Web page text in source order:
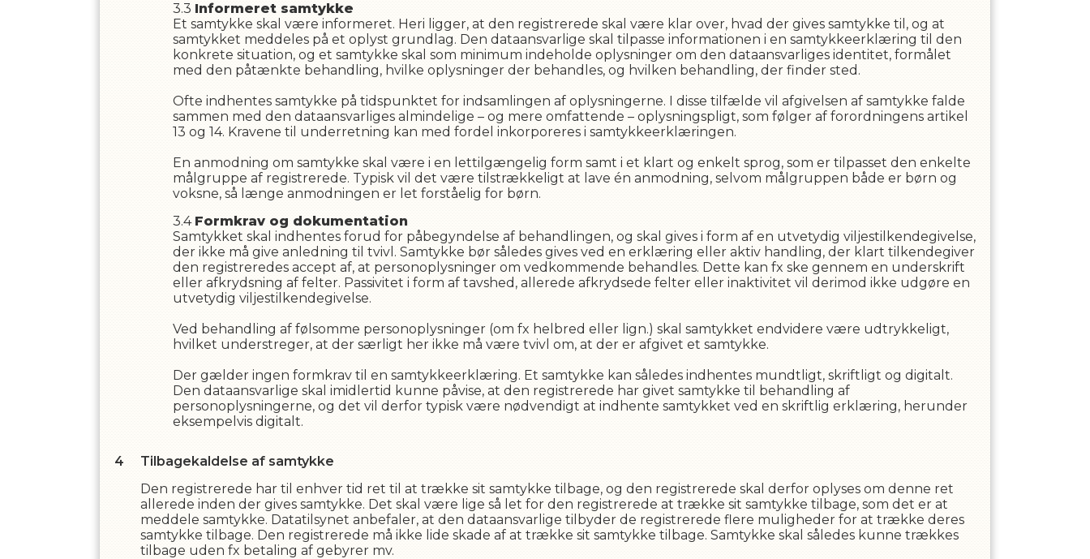
Informeret samtykke
Et samtykke skal være informeret. Heri ligger, at den registrerede skal være klar over, hvad der gives samtykke til, og at
samtykket meddeles på et oplyst grundlag. Den dataansvarlige skal tilpasse informationen i en samtykkeerklæring til den
konkrete situation, og et samtykke skal som minimum indeholde oplysninger om den dataansvarliges identitet, formålet
med den påtænkte behandling, hvilke oplysninger der behandles, og hvilken behandling, der finder sted.
Ofte indhentes samtykke på tidspunktet for indsamlingen af oplysningerne. I disse tilfælde vil afgivelsen af samtykke falde
sammen med den dataansvarliges almindelige – og mere omfattende – oplysningspligt, som følger af forordningens artikel
13 og 14. Kravene til underretning kan med fordel inkorporeres i samtykkeerklæringen.
En anmodning om samtykke skal være i en lettilgængelig form samt i et klart og enkelt sprog, som er tilpasset den enkelte
målgruppe af registrerede. Typisk vil det være tilstrækkeligt at lave én anmodning, selvom målgruppen både er børn og
voksne, så længe anmodningen er let forståelig for børn.
Formkrav og dokumentation
Samtykket skal indhentes forud for påbegyndelse af behandlingen, og skal gives i form af en utvetydig viljestilkendegivelse,
der ikke må give anledning til tvivl. Samtykke bør således gives ved en erklæring eller aktiv handling, der klart tilkendegiver
den registreredes accept af, at personoplysninger om vedkommende behandles. Dette kan fx ske gennem en underskrift
eller afkrydsning af felter. Passivitet i form af tavshed, allerede afkrydsede felter eller inaktivitet vil derimod ikke udgøre en
utvetydig viljestilkendegivelse.
Ved behandling af følsomme personoplysninger (om fx helbred eller lign.) skal samtykket endvidere være udtrykkeligt,
hvilket understreger, at der særligt her ikke må være tvivl om, at der er afgivet et samtykke.
Der gælder ingen formkrav til en samtykkeerklæring. Et samtykke kan således indhentes mundtligt, skriftligt og digitalt.
Den dataansvarlige skal imidlertid kunne påvise, at den registrerede har givet samtykke til behandling af
personoplysningerne, og det vil derfor typisk være nødvendigt at indhente samtykket ved en skriftlig erklæring, herunder
eksempelvis digitalt.
Tilbagekaldelse af samtykke
Den registrerede har til enhver tid ret til at trække sit samtykke tilbage, og den registrerede skal derfor oplyses om denne ret
allerede inden der gives samtykke. Det skal være lige så let for den registrerede at trække sit samtykke tilbage, som det er at
meddele samtykke. Datatilsynet anbefaler, at den dataansvarlige tilbyder de registrerede flere muligheder for at trække deres
samtykke tilbage. Den registrerede må ikke lide skade af at trække sit samtykke tilbage. Samtykke skal således kunne trækkes
tilbage uden fx betaling af gebyrer mv.